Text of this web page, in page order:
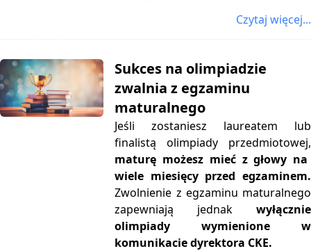
Czytaj więcej...
Sukces na olimpiadzie
zwalnia z egzaminu
maturalnego
Jeśli zostaniesz laureatem lub
finalistą olimpiady przedmiotowej,
maturę możesz mieć z głowy na
wiele miesięcy przed egzaminem.
Zwolnienie z egzaminu maturalnego
zapewniają jednak wyłącznie
olimpiady wymienione w
komunikacie dyrektora CKE.